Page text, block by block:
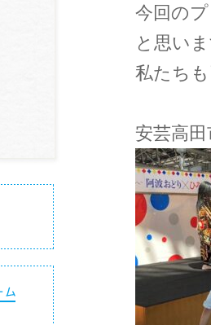
今回の
と思い
私たち
安芸高